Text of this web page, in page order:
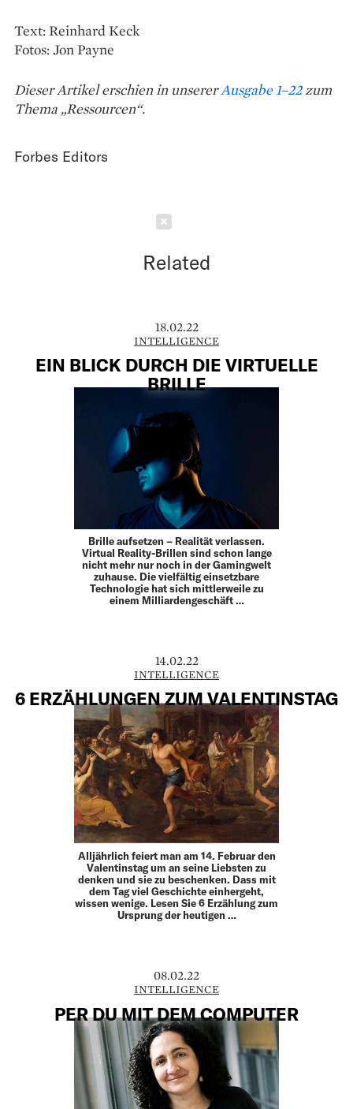
Text: Reinhard Keck
Fotos: Jon Payne
Dieser Artikel erschien in unsererAusgabe 1–22zum
Thema „Ressourcen“.
Forbes Editors
Related
18.02.22
INTELLIGENCE
EIN BLICK DURCH DIE VIRTUELLE
BRILLE
Brille aufsetzen – Realität verlassen.
Virtual Reality-Brillen sind schon lange
nicht mehr nur noch in der Gamingwelt
zuhause. Die vielfältig einsetzbare
Technologie hat sich mittlerweile zu
einem Milliardengeschäft …
14.02.22
INTELLIGENCE
6 ERZÄHLUNGEN ZUM VALENTINSTAG
Alljährlich feiert man am 14. Februar den
Valentinstag um an seine Liebsten zu
denken und sie zu beschenken. Dass mit
dem Tag viel Geschichte einhergeht,
wissen wenige. Lesen Sie 6 Erzählung zum
Ursprung der heutigen …
08.02.22
INTELLIGENCE
PER DU MIT DEM COMPUTER